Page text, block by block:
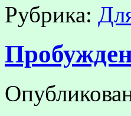
Рубрика: